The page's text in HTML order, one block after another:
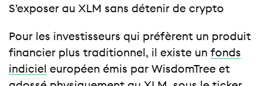
S’exposer au XLM sans détenir de crypto
Pour les investisseurs qui préfèrent un produit
financier plus traditionnel, il existe un fonds
indiciel européen émis par WisdomTree et